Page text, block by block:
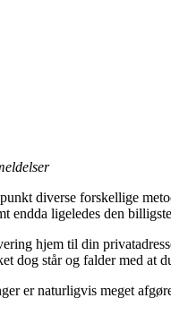
diverse forskellige
endda ligeledes den
hjem til din
dog står og falder med at
er naturligvis meget